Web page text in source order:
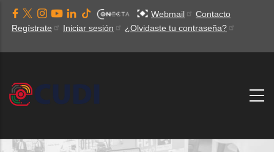
Pasar
Webmail
Contacto
Regístrate
Iniciar sesión ¿Olvidaste tu contraseña?